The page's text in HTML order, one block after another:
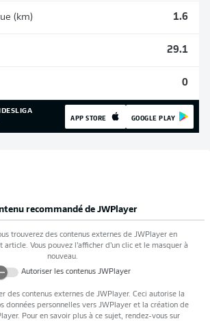
(km) 1.6
29.1
0
APP STORE GOOGLE PLAY
recommandé de JWPlayer
trouverez des contenus externes de JWPlayer en
Vous pouvez l’afficher d’un clic et le masquer à
nouveau.
Autoriser les contenus JWPlayer
des contenus externes de JWPlayer. Ceci autorise la
données personnelles vers JWPlayeret la création de
. Pour en savoir plus à ce sujet, rendez-vous sur